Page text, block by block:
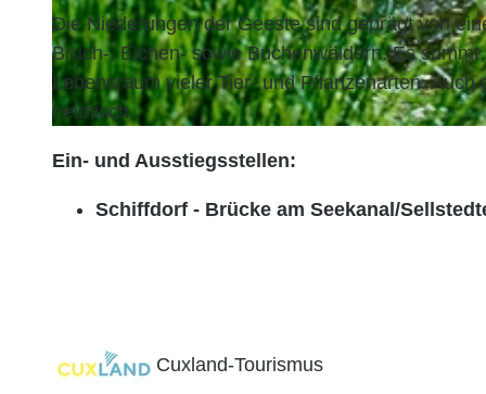
Die Niederungen der Geeste sind geprägt von
Bruch-, Eichen- sowie Buchenwäldern. Es
Lebensraum vieler Tier- und Pflanzenarten.
heimisch.
Ein- und Ausstiegsstellen:
Schiffdorf - Brücke am Seekanal/
Cuxland-Tourismus